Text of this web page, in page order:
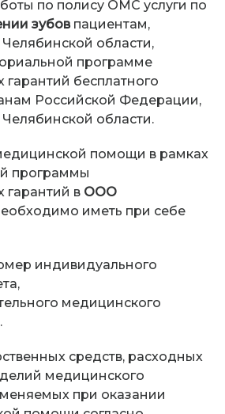
по полису ОМС услуги по
зубов пациентам,
области,
программе
гарантий бесплатного
Российской Федерации,
области.
помощи в рамках
программы
гарантий в ООО
иметь при себе
индивидуального
медицинского
средств, расходных
медицинского
при оказании